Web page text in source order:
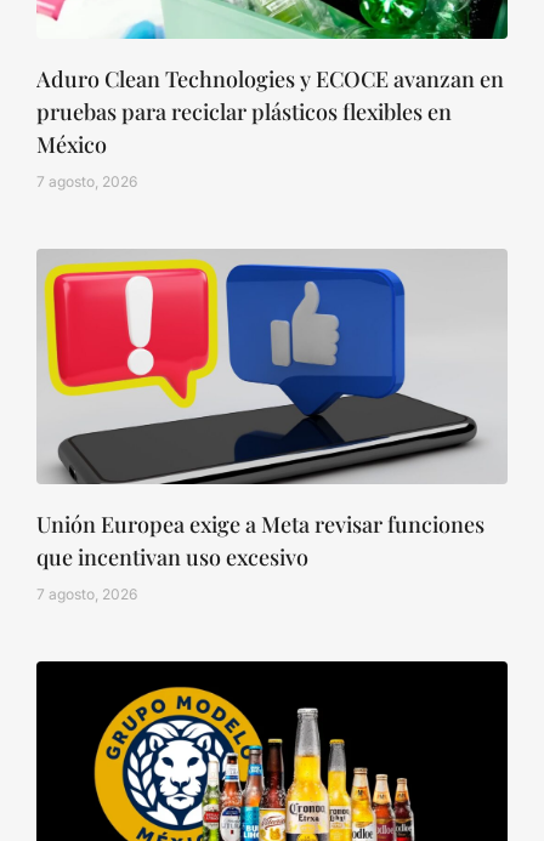
Aduro Clean Technologies y ECOCE avanzan en
pruebas para reciclar plásticos flexibles en
México
7 agosto, 2026
Unión Europea exige a Meta revisar funciones
que incentivan uso excesivo
7 agosto, 2026